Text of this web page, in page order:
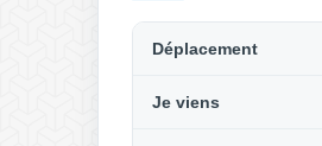
Déplacement
Je viens